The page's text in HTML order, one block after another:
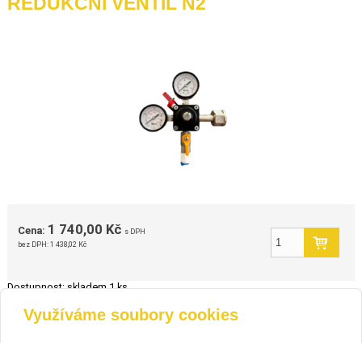
Cena: 1 740,00 Kč s DPH
bez DPH:1 438,02 Kč
Dostupnost: skladem 1 ks
zpět
Využíváme soubory cookies